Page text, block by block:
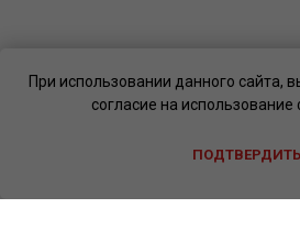
При использовании данного сайта,
согласие на
ПОДТВЕРДИТЬ